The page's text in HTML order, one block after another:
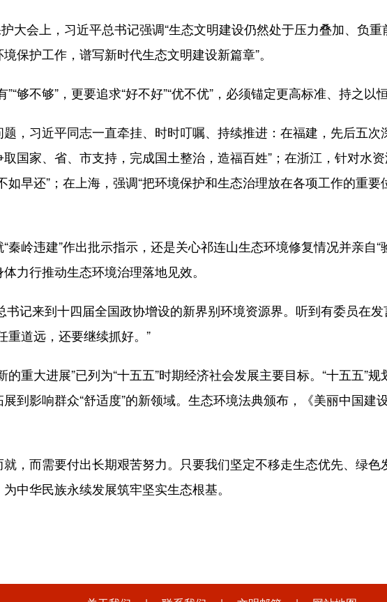
会上，习近平总书记强调“生态文明建设仍然处于压力叠加、负重
保护工作，谱写新时代生态文明建设新篇章”。
不够”，更要追求“好不好”“优不优”，必须锚定更高标准、持之以恒
习近平同志一直牵挂、时时叮嘱、持续推进：在福建，先后五次
国家、省、市支持，完成国土整治，造福百姓”；在浙江，针对水
如早还”；在上海，强调“把环境保护和生态治理放在各项工作的重
岭违建”作出批示指示，还是关心祁连山生态环境修复情况并亲自“
力行推动生态环境治理落地见效。
来到十四届全国政协增设的新界别环境资源界。听到有委员在
重道远，还要继续抓好。”
大进展”已列为“十五五”时期经济社会发展主要目标。“十五五”
到影响群众“舒适度”的新领域。生态环境法典颁布，《美丽中国
而需要付出长期艰苦努力。只要我们坚定不移走生态优先、绿色
中华民族永续发展筑牢坚实生态根基。